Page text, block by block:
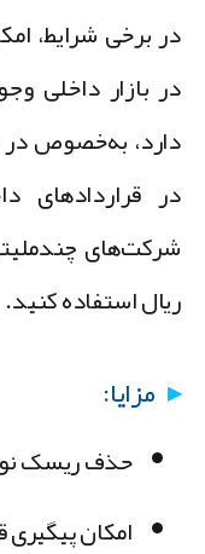
برخی شرایط،
بازار داخلی وجود
به‌خصوص در
قراردادهای
چندملیتی
استفاده کنید.
مزایا:
حذف ریسک
امکان پیگیری